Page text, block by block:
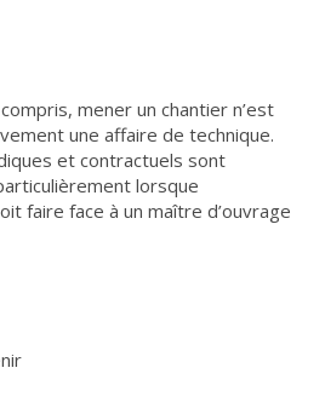
mener un chantier n’est
une affaire de technique.
et contractuels sont
lorsque
faire face à un maître d’ouvrage